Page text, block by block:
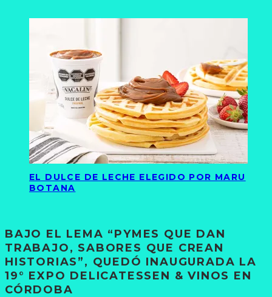
EL DULCE DE LECHE ELEGIDO POR MARU
BOTANA
BAJO EL LEMA “PYMES QUE DAN
TRABAJO, SABORES QUE CREAN
HISTORIAS”, QUEDÓ INAUGURADA LA
19° EXPO DELICATESSEN & VINOS EN
CÓRDOBA